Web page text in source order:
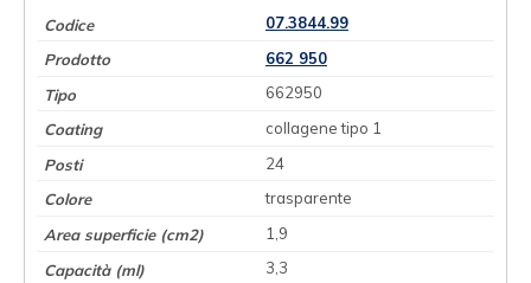
07.3844.99
662 950
662950
collagene tipo 1
24
trasparente
1,9
3,3